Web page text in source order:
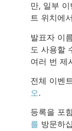
만, 일부
트 위치에
발표자 이
도 사용할
여러 번 제
전체 이벤
오.
등록을 포
를 방문하